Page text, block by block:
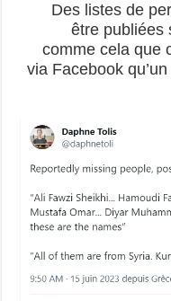
Des listes de
être publiées
comme cela que
via Facebook